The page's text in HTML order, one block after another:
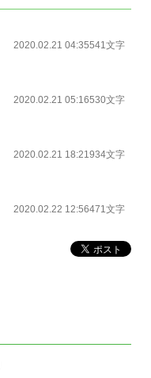
2020.02.21 04:35541文字
2020.02.21 05:16530文字
2020.02.21 18:21934文字
2020.02.22 12:56471文字